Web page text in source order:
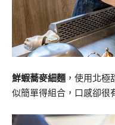
鮮蝦蕎麥細麵 ，使用北
似簡單得組合，口感卻很